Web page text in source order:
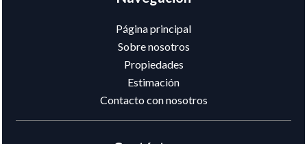
Página principal
Sobre nosotros
Propiedades
Estimación
Contacto con nosotros